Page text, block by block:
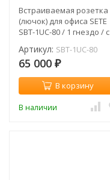
Встраиваемая розетка
(лючок) для офиса SETE
SBT-1UC-80 / 1 гнездо / с
Артикул: SBT-1UC-80
65 000 ₽
В корзину
В наличии